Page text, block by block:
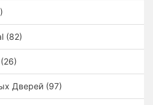
(82)
Дверей (97)